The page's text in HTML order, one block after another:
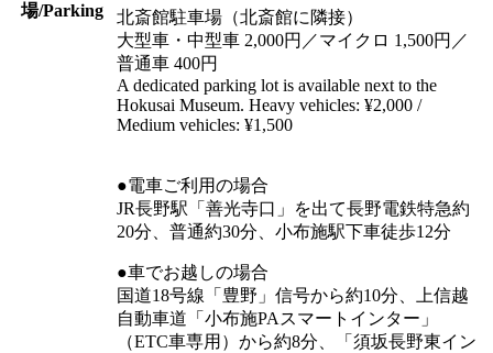
場/Parking
北斎館駐車場（北斎館に隣接）
大型車・中型車 2,000円／マイクロ 1,500円／
普通車 400円
A dedicated parking lot is available next to the
Hokusai Museum. Heavy vehicles: ¥2,000 /
Medium vehicles: ¥1,500
●電車ご利用の場合
JR長野駅「善光寺口」を出て長野電鉄特急約
20分、普通約30分、小布施駅下車徒歩12分
●車でお越しの場合
国道18号線「豊野」信号から約10分、上信越
自動車道「小布施PAスマートインター」
（ETC車専用）から約8分、「須坂長野東イン